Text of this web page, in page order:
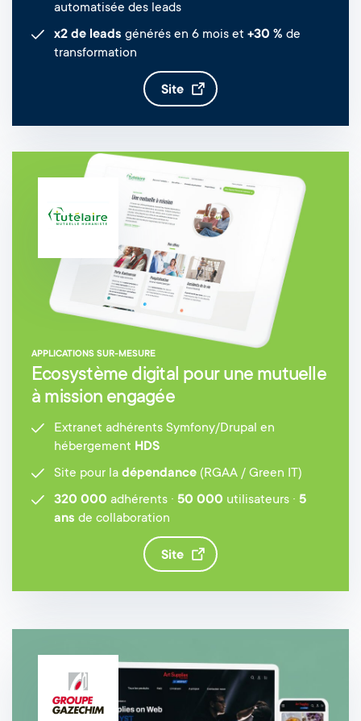
automatisée des leads
x2 de leads générés en 6 mois et +30 % de
transformation
site
APPLICATIONS SUR-MESURE
Ecosystème digital pour une mutuelle
à mission engagée
Extranet adhérents Symfony/Drupal en
hébergement HDS
Site pour la dépendance (RGAA / Green IT)
320 000 adhérents · 50 000 utilisateurs · 5
ans de collaboration
site